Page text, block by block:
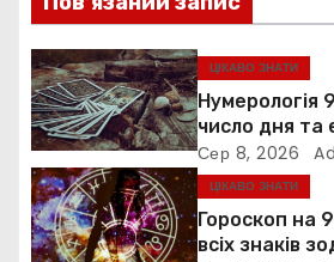
і
я
з
а
п
ЦІКАВО ЗНАТИ
Нумерологія
число дня та
Сер 8, 2026
ЦІКАВО ЗНАТИ
Гороскоп на
всіх знаків